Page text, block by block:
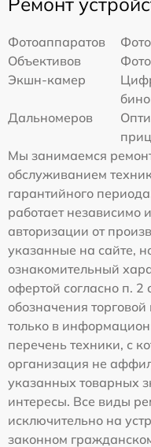
Фотоаппаратов
Объективов
Экшн-камер
Дальномеров
Мы занимаемся
обслуживанием
гарантийного
работает независимо
авторизации от
указанные на сайте,
ознакомительный
офертой согласно п.
обозначения
только в
перечень техники, с
организация не
указанных товарных
интересы. Все виды
исключительно на
законном гражданском